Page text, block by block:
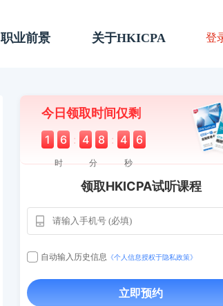
职业前景 关于HKICPA 登
今日领取时间仅剩
1 6 : 4 8 : 4 5
时 分 秒
领取HKICPA试听课程
自动输入历史信息 《个人信息授权于隐私政策》
立即预约
用户163 112****290
**AoZ 130****8017 1 天